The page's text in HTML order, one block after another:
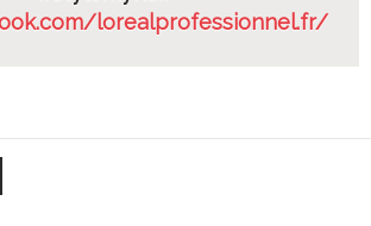
lorealprofessionnel.fr/